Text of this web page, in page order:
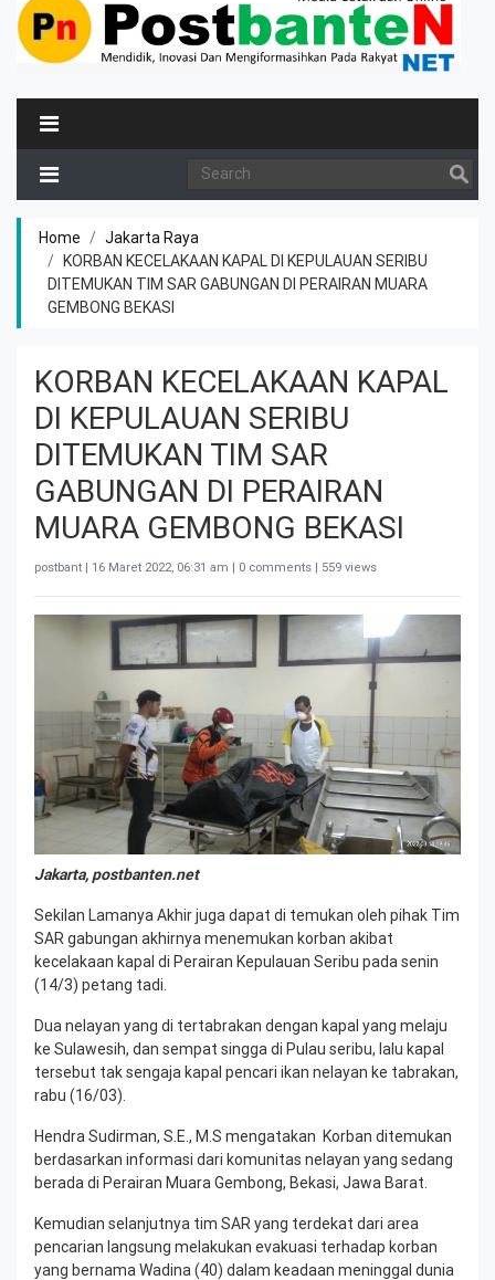
Home
Jakarta Raya
KORBAN KECELAKAAN KAPAL DI KEPULAUAN SERIBU
DITEMUKAN TIM SAR GABUNGAN DI PERAIRAN MUARA
GEMBONG BEKASI
KORBAN KECELAKAAN KAPAL
DI KEPULAUAN SERIBU
DITEMUKAN TIM SAR
GABUNGAN DI PERAIRAN
MUARA GEMBONG BEKASI
postbant | 16 Maret 2022, 06:31 am | 0 comments | 559 views
Jakarta, postbanten.net
Sekilan Lamanya Akhir juga dapat di temukan oleh pihak Tim
SAR gabungan akhirnya menemukan korban akibat
kecelakaan kapal di Perairan Kepulauan Seribu pada senin
(14/3) petang tadi.
Dua nelayan yang di tertabrakan dengan kapal yang melaju
ke Sulawesih, dan sempat singga di Pulau seribu, lalu kapal
tersebut tak sengaja kapal pencari ikan nelayan ke tabrakan,
rabu (16/03).
Hendra Sudirman, S.E., M.S mengatakan Korban ditemukan
berdasarkan informasi dari komunitas nelayan yang sedang
berada di Perairan Muara Gembong, Bekasi, Jawa Barat.
Kemudian selanjutnya tim SAR yang terdekat dari area
pencarian langsung melakukan evakuasi terhadap korban
yang bernama Wadina (40) dalam keadaan meninggal dunia